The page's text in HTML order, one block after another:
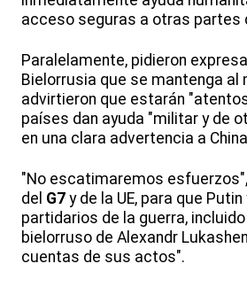
acceso seguras a otras partes
Paralelamente, pidieron
Bielorrusia que se mantenga al
advirtieron que estarán
países dan ayuda "militar y de
en una clara advertencia a
"No escatimaremos
del G7 y de la UE, para que
partidarios de la guerra,
bielorruso de Alexandr
cuentas de sus actos".